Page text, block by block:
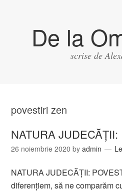
De la
scrise de
povestiri zen
NATURA
26 noiembrie 2020 byadmin
NATURA JUDECĂŢII:
diferenţiem, să ne comparăm